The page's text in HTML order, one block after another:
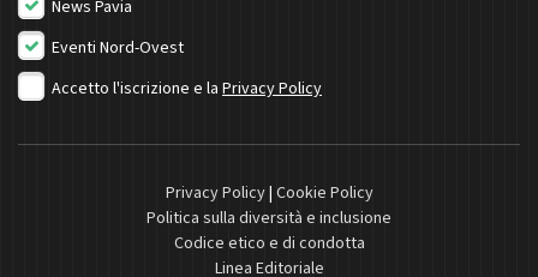
News Pavia
Eventi Nord-Ovest
Accetto l'iscrizione e la Privacy Policy
Privacy Policy| Cookie Policy
Politica sulla diversità e inclusione
Codice etico e di condotta
Linea Editoriale